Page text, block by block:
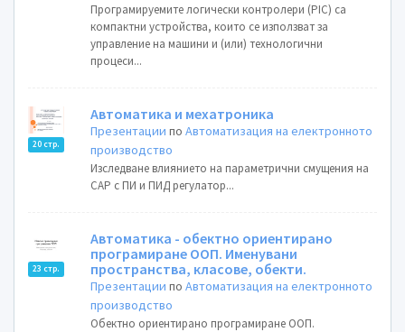
Програмируемите логически контролери (PIC) са
компактни устройства, които се използват за
управление на машини и (или) технологични
процеси...
20 стр.
Автоматика и мехатроника
Презентации поАвтоматизация на електронното
производство
Изследване влиянието на параметрични смущения на
САР с ПИ и ПИД регулатор...
23 стр.
Автоматика - обектно ориентирано
програмиране ООП. Именувани
пространства, класове, обекти.
Презентации поАвтоматизация на електронното
производство
Обектно ориентирано програмиране ООП.